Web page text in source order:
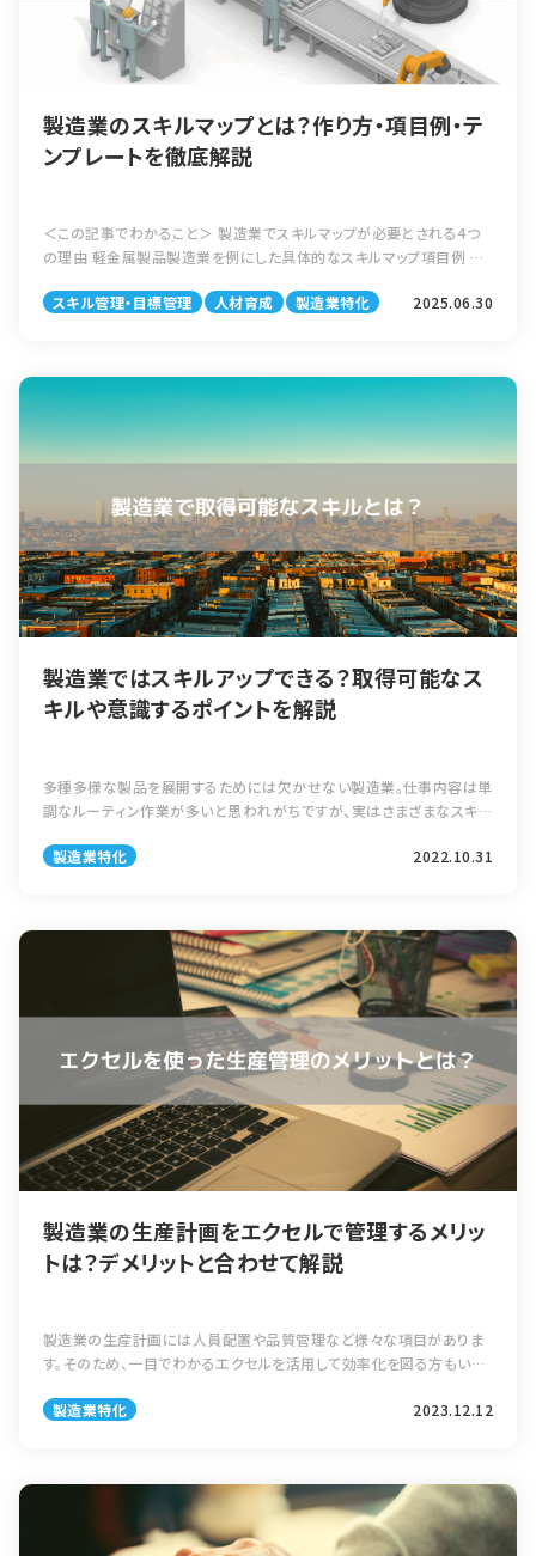
製造業のスキルマップとは？作り方・項目例・テ
ンプレートを徹底解説
＜この記事でわかること＞ 製造業でスキルマップが必要とされる4つ
の理由 軽金属製品製造業を例にした具体的なスキルマップ項目例 ス
フォーマット化→運用） スキル […]
スキル管理・目標管理 人材育成 製造業特化 2025.06.30
製造業ではスキルアップできる？取得可能なス
キルや意識するポイントを解説
多種多様な製品を展開するためには欠かせない製造業。仕事内容は単
調なルーティン作業が多いと思われがちですが、実はさまざまなスキル
けでなく、さまざまな場面で役 […]
製造業特化 2022.10.31
製造業の生産計画をエクセルで管理するメリッ
トは？デメリットと合わせて解説
製造業の生産計画には人員配置や品質管理など様々な項目がありま
す。そのため、一目でわかるエクセルを活用して効率化を図る方もいる
か。そこで今回は製造業における […]
製造業特化 2023.12.12